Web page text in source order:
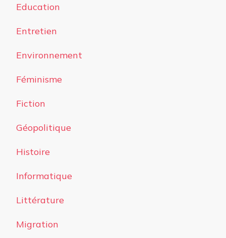
Education
Entretien
Environnement
Féminisme
Fiction
Géopolitique
Histoire
Informatique
Littérature
Migration